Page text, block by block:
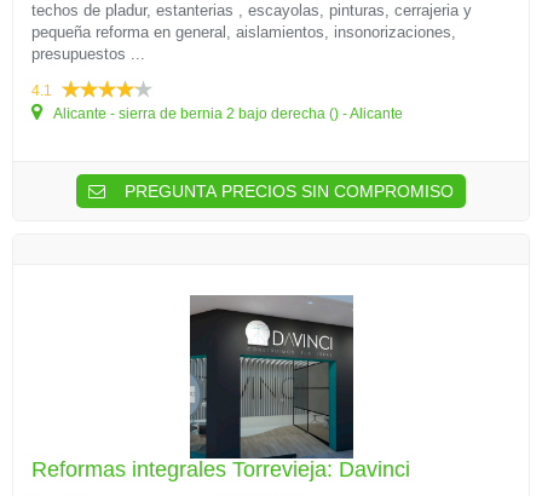
techos de pladur, estanterias , escayolas, pinturas, cerrajeria y
pequeña reforma en general, aislamientos, insonorizaciones,
presupuestos ...
4.1
Alicante - sierra de bernia 2 bajo derecha () - Alicante
PREGUNTA PRECIOS SIN COMPROMISO
Reformas integrales Torrevieja: Davinci